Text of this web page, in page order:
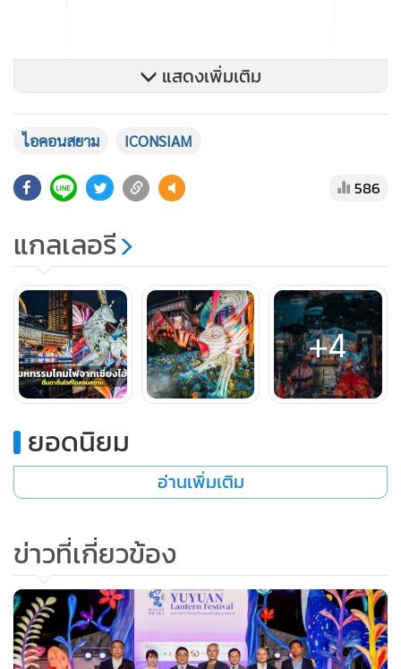
แสดงเพิ่มเติม
ไอคอนสยาม ICONSIAM
586
แกลเลอรี
+4
ยอดนิยม
อ่านเพิ่มเติม
ข่าวที่เกี่ยวข้อง